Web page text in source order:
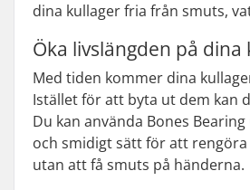
dina kullager fria från smuts,
Öka livslängden på dina
Med tiden kommer dina
Istället för att byta ut dem kan
Du kan använda Bones
och smidigt sätt för att
utan att få smuts på händerna.